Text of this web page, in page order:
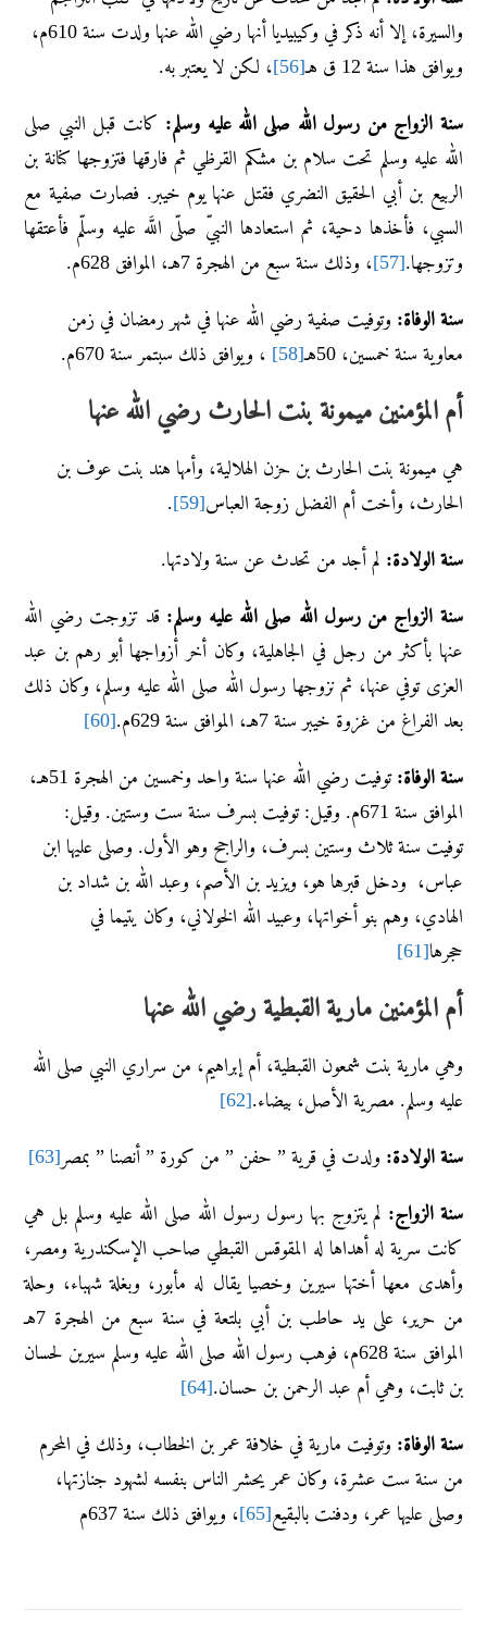
والسيرة، إلا أنه ذكر في وكيبيديا أنها رضي الله عنها ولدت سنة 610م،
ويوافق هذا سنة 12 ق هـ
[56] ، لكن لا يعتبر به.
سنة الزواج من رسول الله صلى الله عليه وسلم: كانت قبل النبي صلى
الله عليه وسلم تحت سلام بن مشكم القرظي ثم فارقها فتزوجها كنانة بن
الربيع بن أبي الحقيق النضري فقتل عنها يوم خيبر. فصارت صفية مع
السبي، فأخذها دحية، ثم استعادها النبيّ صلّى اللَّه عليه وسلّم فأعتقها
وتزوجها.[57] ، وذلك سنة سبع من الهجرة 7هـ، الموافق 628م.
سنة الوفاة: وتوفيت صفية رضي الله عنها في شهر رمضان في زمن
معاوية سنة خمسين، 50هـ
[58] ، ويوافق ذلك سبتمر سنة 670م.
أم المؤمنين ميمونة بنت الحارث رضي الله عنها
هي ميمونة بنت الحارث بن حزن الهلالية، وأمها هند بنت عوف بن
الحارث، وأخت أم الفضل زوجة العباس[59]
.
سنة الولادة: لم أجد من تحدث عن سنة ولادتها.
سنة الزواج من رسول الله صلى الله عليه وسلم: قد تزوجت رضي الله
عنها بأكثر من رجل في الجاهلية، وكان أخر أزواجها أبو رهم بن عبد
العزى توفي عنها، ثم نزوجها رسول الله صلى الله عليه وسلم، وكان ذلك
بعد الفراغ من غزوة خيبر سنة 7هـ، الموافق سنة 629م.
[60]
سنة الوفاة:
توفيت رضي الله عنها سنة واحد وخمسين من الهجرة 51هـ،
الموافق سنة 671م. وقيل: توفيت بسرف سنة ست وستين. وقيل:
توفيت سنة ثلاث وستين بسرف، والراجح وهو الأول. وصلى عليها ابن
عباس، ودخل قبرها هو، ويزيد بن الأصم، وعبد الله بن شداد بن
الهادي، وهم بنو أخواتها، وعبيد الله الخولاني، وكان يتيما في
حجرها[61]
أم المؤمنين مارية القبطية رضي الله عنها
وهي مارية بنت شمعون القبطية، أم إبراهيم، من سراري النبي صلى الله
عليه وسلم. مصرية الأصل، بيضاء.[62]
سنة الولادة: ولدت في قرية ” حفن ” من كورة ” أنصنا ” بمصر [63]
سنة الزواج: لم يتزوج بها رسول رسول الله صلى الله عليه وسلم بل هي
كانت سرية له أهداها له المقوقس القبطي صاحب الإسكندرية ومصر،
وأهدى معها أختها سيرين وخصيا يقال له مأبور، وبغلة شهباء، وحلة
من حرير، على يد حاطب بن أبي بلتعة في سنة سبع من الهجرة 7هـ
الموافق سنة 628م، فوهب رسول الله صلى الله عليه وسلم سيرين لحسان
بن ثابت، وهي أم عبد الرحمن بن حسان.[64]
سنة الوفاة: وتوفيت مارية في خلافة عمر بن الخطاب، وذلك في المحرم
من سنة ست عشرة، وكان عمر يحشر الناس بنفسه لشهود جنازتها،
وصلى عليها عمر، ودفنت بالبقيع [65] ، ويوافق ذلك سنة 637م